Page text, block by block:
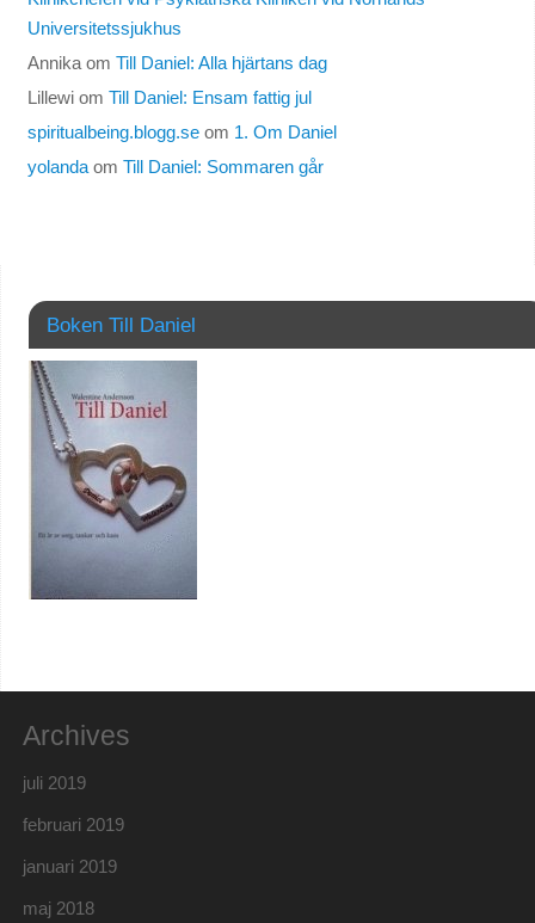
Universitetssjukhus
Annikaom Till Daniel: Alla hjärtans dag
Lillewiom Till Daniel: Ensam fattig jul
spiritualbeing.blogg.seom 1. Om Daniel
yolandaom Till Daniel: Sommaren går
Boken Till Daniel
Archives
juli 2019
februari 2019
januari 2019
maj 2018